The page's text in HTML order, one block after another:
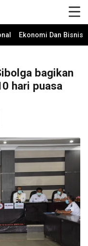
Ekonomi Dan Bisnis
bagikan
hari puasa